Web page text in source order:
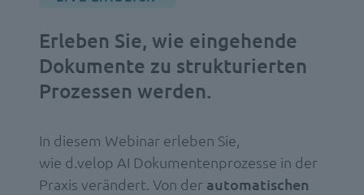
Erleben Sie, wie eingehende
Dokumente zu strukturierten
Prozessen werden.
In diesem Webinar erleben Sie,
wie d.velop AI Dokumentenprozesse in der
Praxis verändert. Von der automatischen